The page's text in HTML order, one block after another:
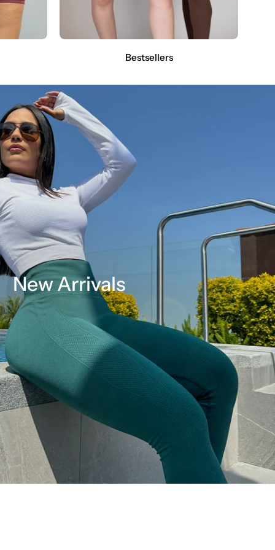
Bestsellers
Arrivals
New Arrivals